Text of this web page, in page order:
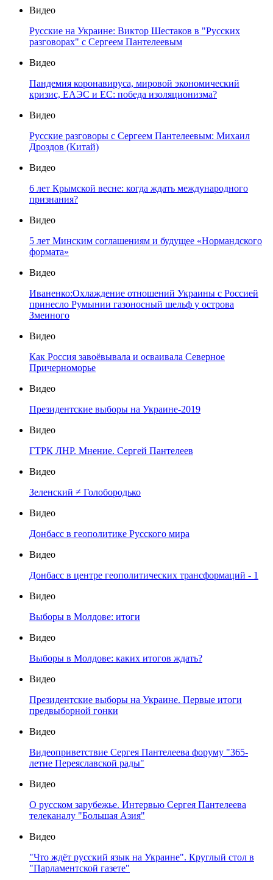
Видео
Русские на Украине: Виктор Шестаков в "Русских
разговорах" с Сергеем Пантелеевым
Видео
Пандемия коронавируса, мировой экономический
кризис, ЕАЭС и ЕС: победа изоляционизма?
Видео
Русские разговоры с Сергеем Пантелеевым: Михаил
Дроздов (Китай)
Видео
6 лет Крымской весне: когда ждать международного
признания?
Видео
5 лет Минским соглашениям и будущее «Нормандского
формата»
Видео
Иваненко:Охлаждение отношений Украины с Россией
принесло Румынии газоносный шельф у острова
Змеиного
Видео
Как Россия завоёвывала и осваивала Северное
Причерноморье
Видео
Президентские выборы на Украине-2019
Видео
ГТРК ЛНР. Мнение. Сергей Пантелеев
Видео
Зеленский ≠ Голобородько
Видео
Донбасс в геополитике Русского мира
Видео
Донбасс в центре геополитических трансформаций - 1
Видео
Выборы в Молдове: итоги
Видео
Выборы в Молдове: каких итогов ждать?
Видео
Президентские выборы на Украине. Первые итоги
предвыборной гонки
Видео
Видеоприветствие Сергея Пантелеева форуму "365-
летие Переяславской рады"
Видео
О русском зарубежье. Интервью Сергея Пантелеева
телеканалу "Большая Азия"
Видео
"Что ждёт русский язык на Украине". Круглый стол в
"Парламентской газете"